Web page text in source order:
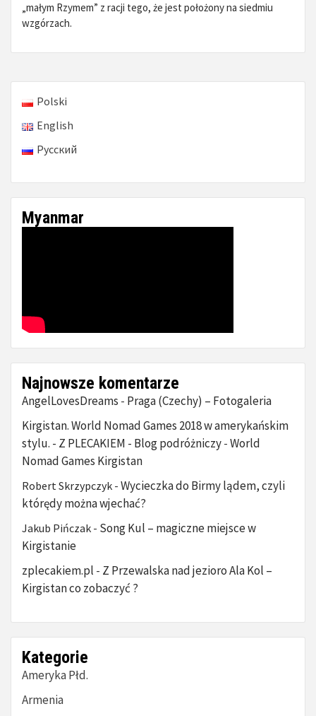
„małym Rzymem” z racji tego, że jest położony na siedmiu
wzgórzach.
Polski
English
Русский
Myanmar
Najnowsze komentarze
AngelLovesDreams - Praga (Czechy) – Fotogaleria
Kirgistan. World Nomad Games 2018 w amerykańskim
stylu. - Z PLECAKIEM - Blog podróżniczy - World
Nomad Games Kirgistan
Robert Skrzypczyk - Wycieczka do Birmy lądem, czyli
którędy można wjechać?
Jakub Pińczak - Song Kul – magiczne miejsce w
Kirgistanie
zplecakiem.pl - Z Przewalska nad jezioro Ala Kol –
Kirgistan co zobaczyć ?
Kategorie
Ameryka Płd.
Armenia